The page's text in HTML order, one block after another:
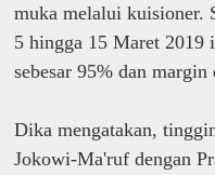
muka melalui kuisioner.
5 hingga 15 Maret 2019
sebesar 95% dan
Dika mengatakan,
Jokowi-Ma'ruf dengan